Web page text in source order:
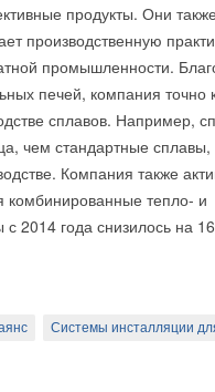
продукты. Они
производственную
промышленности.
печей, компания точно
сплавов. Например,
чем стандартные сплавы,
Компания также
комбинированные тепло- и
2014 года снизилось на
Системы инсталляции
и комплектующие, Системы